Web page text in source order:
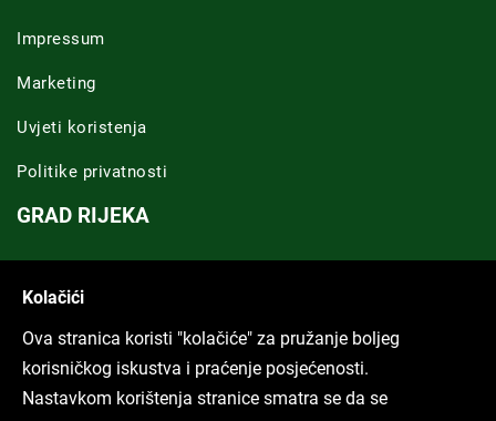
Impressum
Marketing
Uvjeti koristenja
Politike privatnosti
GRAD RIJEKA
ARHIVA TEKSTOVA
Svi tekstovi
Kolačići
Ova stranica koristi "kolačiće" za pružanje boljeg
korisničkog iskustva i praćenje posjećenosti.
Nastavkom korištenja stranice smatra se da se